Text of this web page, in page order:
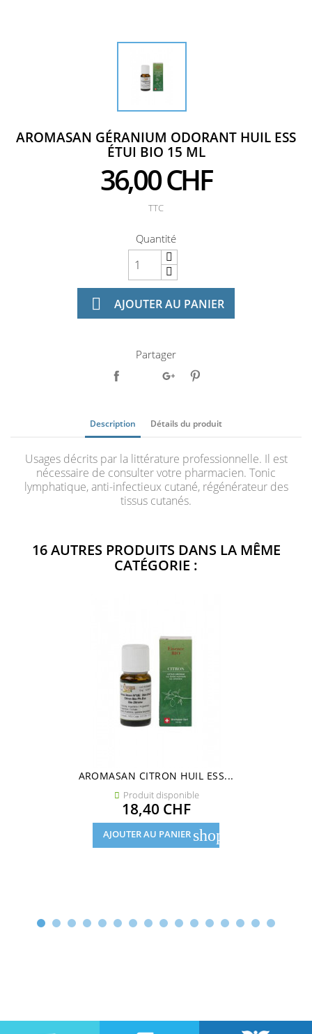
AROMASAN GÉRANIUM ODORANT HUIL ESS
ÉTUI BIO 15 ML
36,00 CHF
TTC
Quantité
 AJOUTER AU PANIER
Partager
Description Détails du produit
Usages décrits par la littérature professionnelle. Il est
nécessaire de consulter votre pharmacien. Tonic
lymphatique, anti-infectieux cutané, régénérateur des
tissus cutanés.
16 AUTRES PRODUITS DANS LA MÊME
CATÉGORIE :
AROMASAN CITRON HUIL ESS...
 Produit disponible
Prix
18,40 CHF
AJOUTER AU PANIER shopping_cart